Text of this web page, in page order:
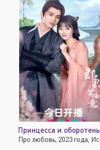
Принцесса и оборотень